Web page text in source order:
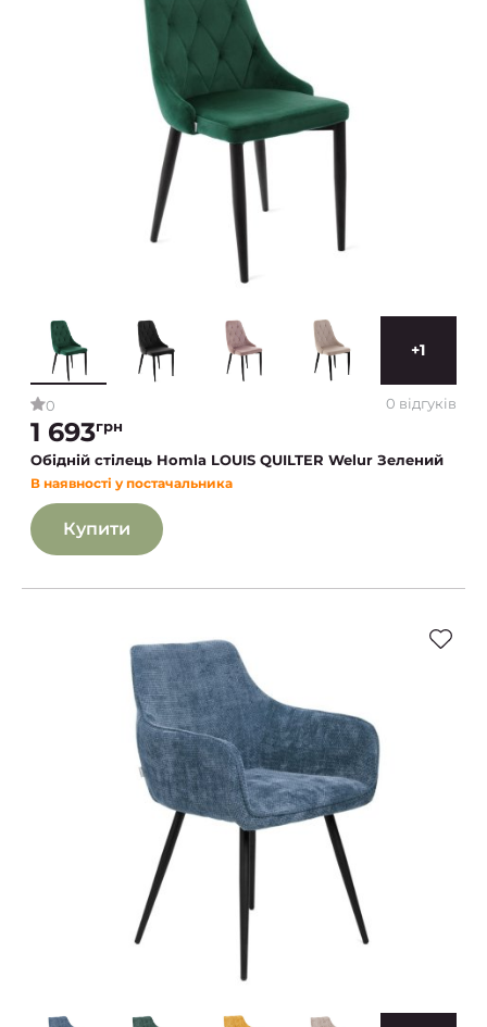
+1
0 0 відгуків
1 693грн
Обідній стілець Homla LOUIS QUILTER Welur Зелений
В наявності у постачальника
Купити